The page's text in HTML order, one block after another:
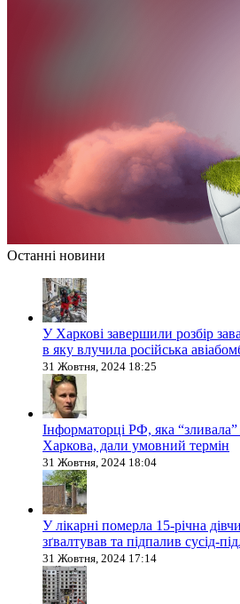
Останні новини
У Харкові завершили розбір
в яку влучила російська
31 Жовтня, 2024 18:25
Інформаторці РФ, яка “зливала”
Харкова, дали умовний термін
31 Жовтня, 2024 18:04
У лікарні померла 15-річна
зґвалтував та підпалив сусід-
31 Жовтня, 2024 17:14